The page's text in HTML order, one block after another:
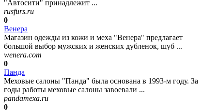
"Автосити" принадлежит ...
rusfurs.ru
0
Венера
Магазин одежды из кожи и меха "Венера" предлагает
большой выбор мужских и женских дубленок, шуб ...
wenera.com
0
Панда
Меховые салоны "Панда" была основана в 1993-м году. За
годы работы меховые салоны завоевали ...
pandamexa.ru
0